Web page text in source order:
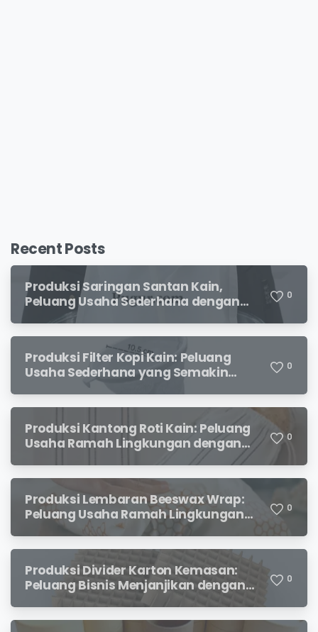
Recent Posts
Produksi Saringan Santan Kain,
Peluang Usaha Sederhana dengan
Permintaan yang Terus Meningkat
0
Produksi Filter Kopi Kain: Peluang
Usaha Sederhana yang Semakin
Diminati Pecinta Kopi
0
Produksi Kantong Roti Kain: Peluang
Usaha Ramah Lingkungan dengan
0
Produksi Lembaran Beeswax Wrap:
Peluang Usaha Ramah Lingkungan
yang Menjanjikan
0
Produksi Divider Karton Kemasan:
Peluang Bisnis Menjanjikan dengan
Permintaan yang Terus Meningkat
0